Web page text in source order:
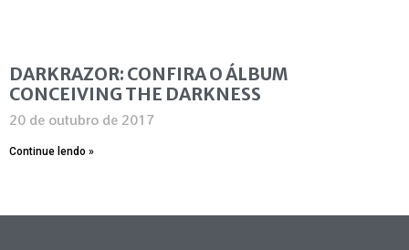
DARKRAZOR: CONFIRA O ÁLBUM
CONCEIVING THE DARKNESS
20 de outubro de 2017
Continue lendo »